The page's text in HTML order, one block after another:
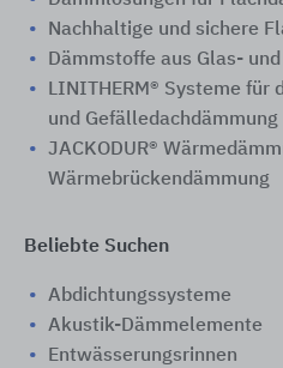
Nachhaltige und sichere
Dämmstoffe aus Glas-
LINITHERM® Systeme für
und Gefälledachdämmung
JACKODUR®
Wärmebrückendämmung
Beliebte Suchen
Abdichtungssysteme
Akustik-Dämmelemente
Entwässerungsrinnen